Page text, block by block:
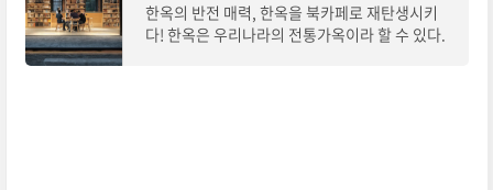
한옥의 반전 매력, 한옥을 북카페로 재탄생시키
다! 한옥은 우리나라의 전통가옥이라 할 수 있다.